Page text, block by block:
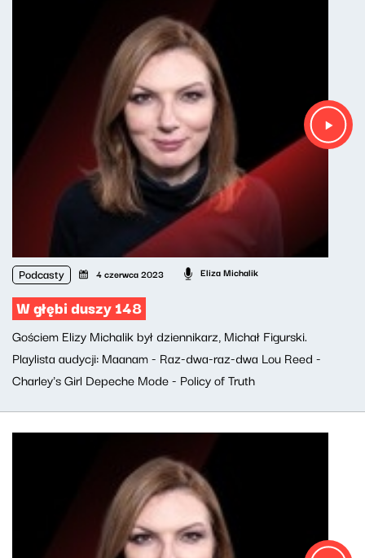
Podcasty 4 czerwca 2023 Eliza Michalik
W głębi duszy 148
Gościem Elizy Michalik był dziennikarz, Michał Figurski.
Playlista audycji: Maanam - Raz-dwa-raz-dwa Lou Reed -
Charley's Girl Depeche Mode - Policy of Truth